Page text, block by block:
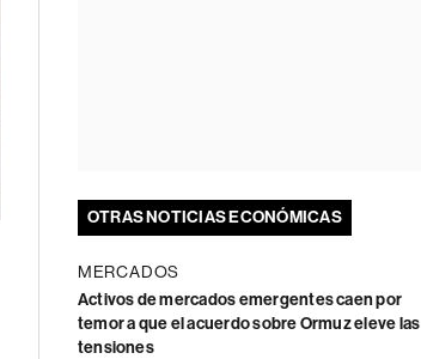
OTRAS NOTICIAS ECONÓMICAS
MERCADOS
Activos de mercados emergentes caen por
temor a que el acuerdo sobre Ormuz eleve las
tensiones